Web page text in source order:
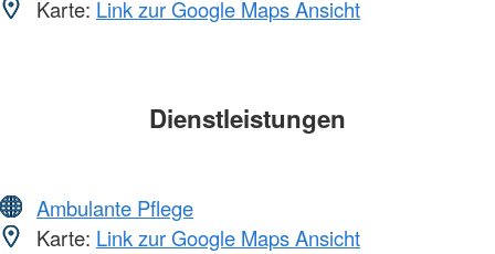
Karte: Link zur Google Maps Ansicht
Dienstleistungen
Ambulante Pflege
Karte: Link zur Google Maps Ansicht